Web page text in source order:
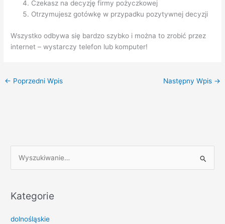
Czekasz na decyzję firmy pożyczkowej
Otrzymujesz gotówkę w przypadku pozytywnej decyzji
Wszystko odbywa się bardzo szybko i można to zrobić przez
internet – wystarczy telefon lub komputer!
← Poprzedni Wpis Następny Wpis →
k
j
Kategorie
dolnośląskie